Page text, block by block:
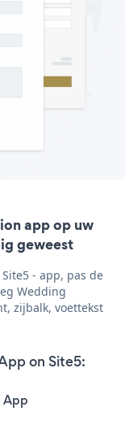
app op uw
geweest
- app, pas de
Wedding
zijbalk, voettekst
on Site5:
App